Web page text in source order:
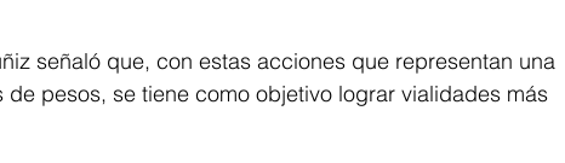
señaló que, con estas acciones que representan una
pesos, se tiene como objetivo lograr vialidades más